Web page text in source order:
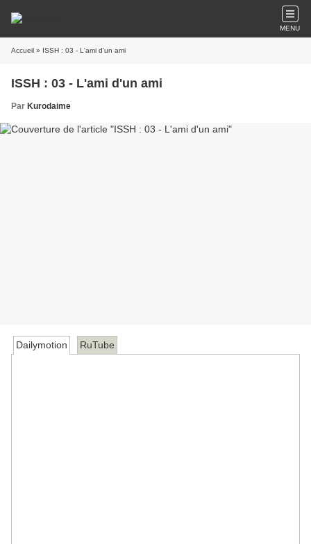
MENU
Accueil » ISSH : 03 - L'ami d'un ami
ISSH : 03 - L'ami d'un ami
Par Kurodaime
Dailymotion RuTube